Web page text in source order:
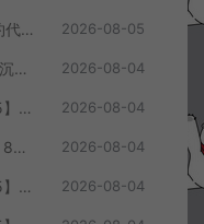
AFK卡牌即时对战手游【加德尔契约代金券内购修复版】8月最新整理Linux手工服务端+前后端全套源码+CDK授权后台+安卓苹果双端+详细搭建教程+视频教程 2026-08-05
RED三端引擎传奇手游【2003我本沉默三职业】8月最新整理Win一键服务端+PC安卓+详细搭建教程 2026-08-04
三网H5格斗游戏【热血校园威龙H5】8月最新整理Linux手工服务端+Win一键服务端+解压即玩+简易安卓客户端+详细搭建教程 2026-08-04
三网H5射击游戏【战场小指挥H5】8月最新整理Linux手工服务端+Win一键服务端+解压即玩+简易安卓客户端+详细搭建教程 2026-08-04
三网H5模拟经营游戏【猴子集市H5】8月最新整理Linux手工服务端+Win一键服务端+解压即玩+简易安卓客户端+详细搭建教程 2026-08-04